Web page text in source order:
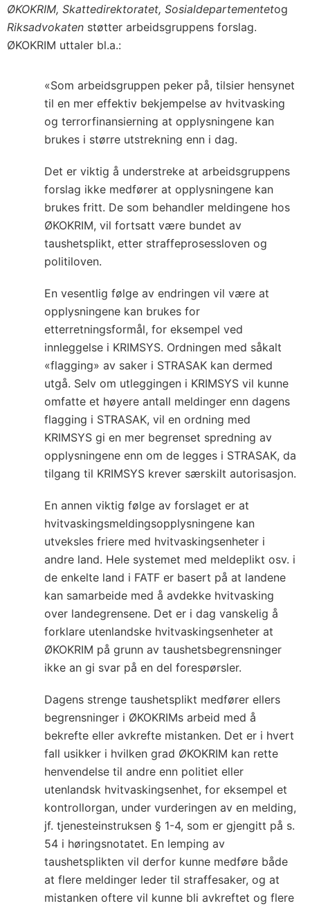
ØKOKRIM, Skattedirektoratet, Sosialdepartementetog
Riksadvokaten støtter arbeidsgruppens forslag.
ØKOKRIM uttaler bl.a.:
«Som arbeidsgruppen peker på, tilsier hensynet
til en mer effektiv bekjempelse av hvitvasking
og terrorfinansierning at opplysningene kan
brukes i større utstrekning enn i dag.
Det er viktig å understreke at arbeidsgruppens
forslag ikke medfører at opplysningene kan
brukes fritt. De som behandler meldingene hos
ØKOKRIM, vil fortsatt være bundet av
taushetsplikt, etter straffeprosessloven og
politiloven.
En vesentlig følge av endringen vil være at
opplysningene kan brukes for
etterretningsformål, for eksempel ved
innleggelse i KRIMSYS. Ordningen med såkalt
«flagging» av saker i STRASAK kan dermed
utgå. Selv om utleggingen i KRIMSYS vil kunne
omfatte et høyere antall meldinger enn dagens
flagging i STRASAK, vil en ordning med
KRIMSYS gi en mer begrenset spredning av
opplysningene enn om de legges i STRASAK, da
tilgang til KRIMSYS krever særskilt autorisasjon.
En annen viktig følge av forslaget er at
hvitvaskingsmeldingsopplysningene kan
utveksles friere med hvitvaskingsenheter i
andre land. Hele systemet med meldeplikt osv. i
de enkelte land i FATF er basert på at landene
kan samarbeide med å avdekke hvitvasking
over landegrensene. Det er i dag vanskelig å
forklare utenlandske hvitvaskingsenheter at
ØKOKRIM på grunn av taushetsbegrensninger
ikke an gi svar på en del forespørsler.
Dagens strenge taushetsplikt medfører ellers
begrensninger i ØKOKRIMs arbeid med å
bekrefte eller avkrefte mistanken. Det er i hvert
fall usikker i hvilken grad ØKOKRIM kan rette
henvendelse til andre enn politiet eller
utenlandsk hvitvaskingsenhet, for eksempel et
kontrollorgan, under vurderingen av en melding,
jf. tjenesteinstruksen § 1-4, som er gjengitt på s.
54 i høringsnotatet. En lemping av
taushetsplikten vil derfor kunne medføre både
at flere meldinger leder til straffesaker, og at
mistanken oftere vil kunne bli avkreftet og flere